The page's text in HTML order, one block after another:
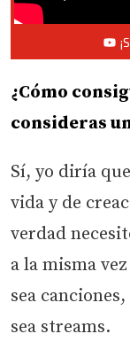
¿Cómo
consideras
Sí, yo diría
vida y de
verdad
a la misma
sea
sea streams.